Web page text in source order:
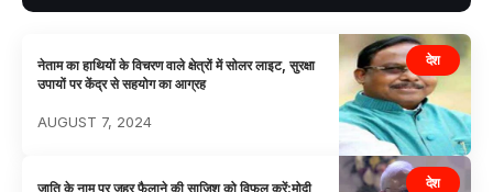
देश
नेताम का हाथियों के विचरण वाले क्षेत्रों में सोलर लाइट, सुरक्षा
उपायों पर केंद्र से सहयोग का आग्रह
AUGUST 7, 2024
देश
जाति के नाम पर जहर फैलाने की साजिश को विफल करें:मोदी